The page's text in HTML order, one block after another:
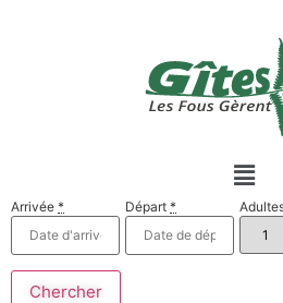
Arrivée * Départ *